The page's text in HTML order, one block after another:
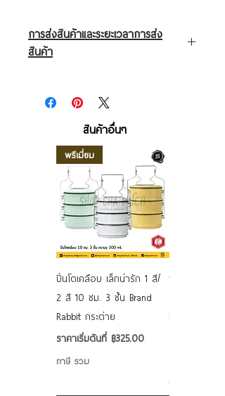
การส่งสินค้าและระยะเวลาการส่ง
สินค้า
ลูกค้าส่งหลักฐานชำระสินค้ามาทาง line@
id line : @shopchamuch หรือ ช่อง
ทาง inbox facebook fanpage
: Shopchamuch
การส่งสินค้าจะทำการส่งผ่าน ไปรษณีย์ไทย
แบบลงทะเบียน หรือ พัสดุ (ค่าขนส่งคิดตาม
น้ำหนักของสินค้า)
ระยะเวลาการจัดส่ง 3-14 วัน ทำการ โดย
ทางเราจะเป็นคนแจ้งหมายเลขพัสดุกลับไป
ทางลูกค้าเพื่อไว้เป็นหลักฐาน
แต่ถ้าลูกค้าท่านใดต้องการให้ส่งนอกเหนือ
จากช่องทางปกติ ทางเราก็สามารถทำให้ได้
(ค่าขนส่งคิดตามน้ำหนักของสินค้า)
แจ้งปัญหาได้โดยสามารถ email มา
ได้ที่ shopchamuch@gmail.com หรือ สาย
สินค้าอื่นๆ
พรีเมี่ยม
ปิ่นโตเคลือบ เล็กน่ารัก 1 สี/
2 สี 10 ซม. 3 ชั้น Brand
Rabbit กระต่าย
ราคาเริ่มต้นที่ ฿325.00
ราคาขายลด
ภาษี รวม
ชามเคลือบ
ภาษี รวม